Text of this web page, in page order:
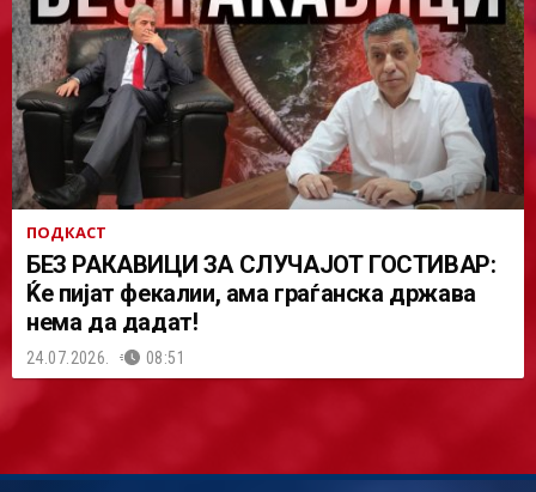
ПОДКАСТ
БЕЗ РАКАВИЦИ ЗА СЛУЧАЈОТ ГОСТИВАР:
Ќе пијат фекалии, ама граѓанска држава
нема да дадат!
24.07.2026. 08:51